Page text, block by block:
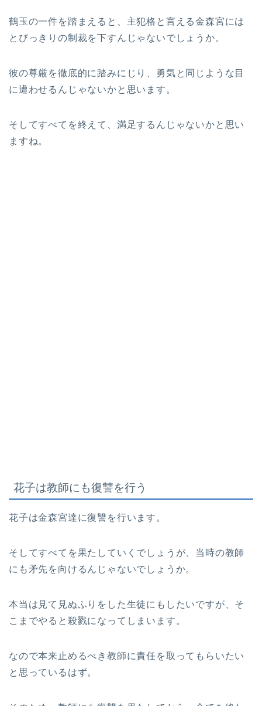
鶴玉の一件を踏まえると、主犯格と言える金森宮には
とびっきりの制裁を下すんじゃないでしょうか。
彼の尊厳を徹底的に踏みにじり、勇気と同じような目
に遭わせるんじゃないかと思います。
そしてすべてを終えて、満足するんじゃないかと思い
ますね。
花子は教師にも復讐を行う
花子は金森宮達に復讐を行います。
そしてすべてを果たしていくでしょうが、当時の教師
にも矛先を向けるんじゃないでしょうか。
本当は見て見ぬふりをした生徒にもしたいですが、そ
こまでやると殺戮になってしまいます。
なので本来止めるべき教師に責任を取ってもらいたい
と思っているはず。